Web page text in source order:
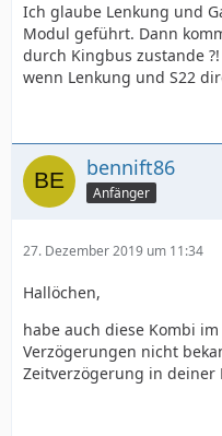
Ich glaube Lenkung und
Modul geführt. Dann
durch Kingbus zustande
wenn Lenkung und S22
bennift86
Anfänger
27. Dezember 2019 um 11:34
Hallöchen,
habe auch diese Kombi
Verzögerungen nicht
Zeitverzögerung in deiner